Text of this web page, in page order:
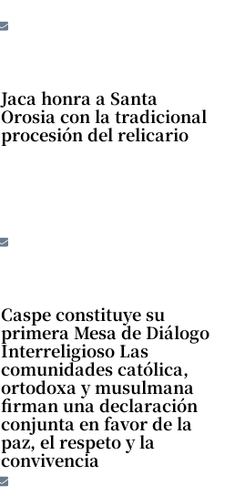
Jaca honra a Santa
Orosia con la tradicional
procesión del relicario
Caspe constituye su
primera Mesa de Diálogo
Interreligioso Las
comunidades católica,
ortodoxa y musulmana
firman una declaración
conjunta en favor de la
paz, el respeto y la
convivencia